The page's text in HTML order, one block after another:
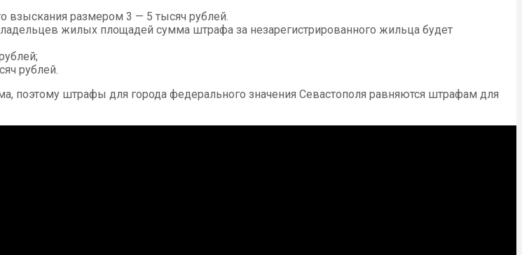
взыскания размером 3 — 5 тысяч рублей.
жилых площадей сумма штрафа за незарегистрированного жильца будет
рублей.
поэтому штрафы для города федерального значения Севастополя равняются штрафам для